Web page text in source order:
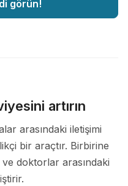
görün!
artırın
arasındaki iletişimi
bir araçtır. Birbirine
doktorlar arasındaki